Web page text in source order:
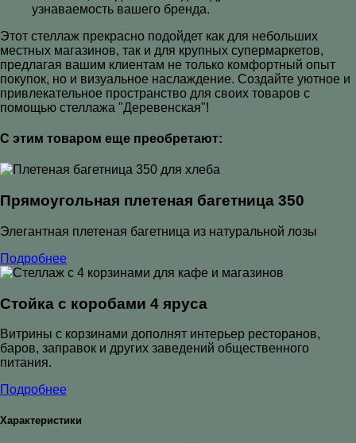
узнаваемость вашего бренда.
Этот стеллаж прекрасно подойдет как для небольших
местных магазинов, так и для крупных супермаркетов,
предлагая вашим клиентам не только комфортный опыт
покупок, но и визуальное наслаждение. Создайте уютное и
привлекательное пространство для своих товаров с
помощью стеллажа "Деревенская"!
С этим товаром еще преобретают:
Прямоугольная плетеная багетница 350
Элегантная плетеная багетница из натуральной лозы
Подробнее
Стойка с коробами 4 яруса
Витрины с корзинами дополнят интерьер ресторанов,
баров, заправок и других заведений общественного
питания.
Подробнее
Характеристики